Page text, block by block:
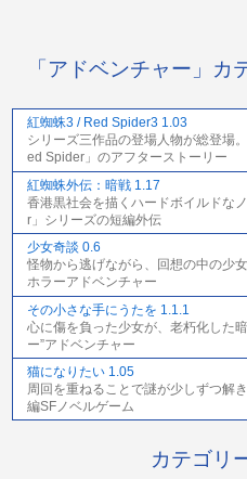
「アドベンチャー」カ
紅蜘蛛3 / Red Spider3 1.03
シリーズ三作品の登場人物が総登場
ed Spider」のアフターストーリー
紅蜘蛛外伝：暗戦 1.17
香港黒社会を描くハードボイルドな
r」シリーズの短編外伝
少女奇談 0.6
怪物から逃げながら、回想の中の少
ホラーアドベンチャー
その小さな手にうたを 1.1.1
心に傷を負った少女が、老朽化した
ー”アドベンチャー
猫になりたい 1.05
周回を重ねることで謎が少しずつ解
編SFノベルゲーム
カテゴリ